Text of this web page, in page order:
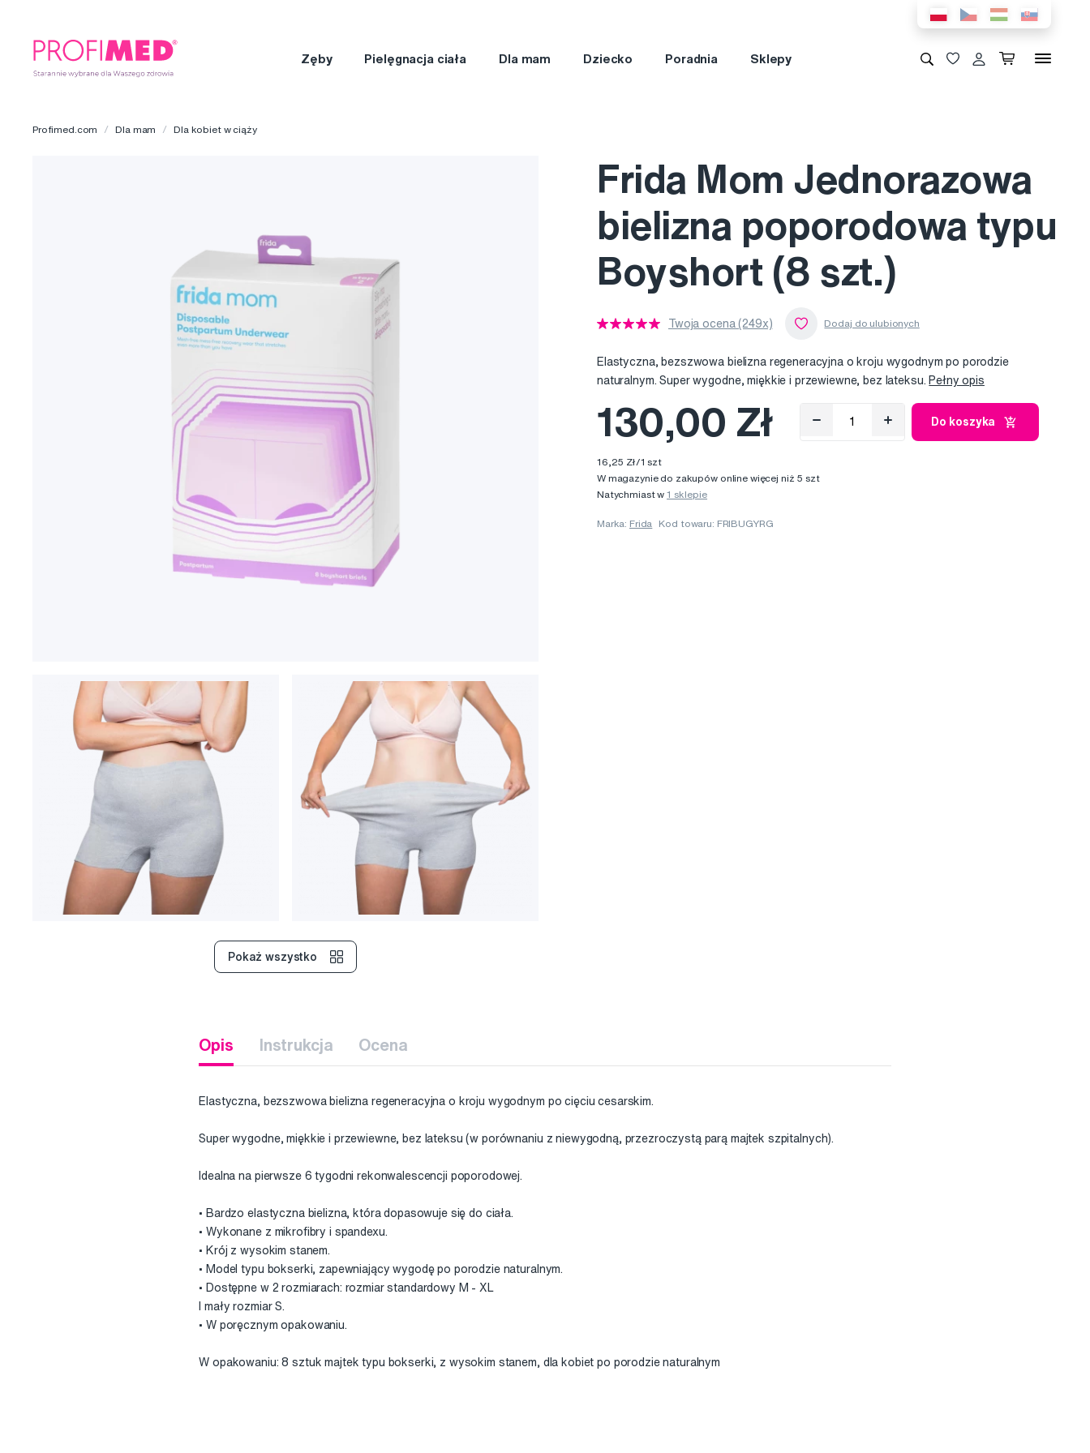
Zęby Pielęgnacja ciała Dla mam Dziecko Poradnia Sklepy
Profimed.com Dla mam Dla kobiet w ciąży
Pokaż wszystko
Frida Mom Jednorazowa
bielizna poporodowa typu
Boyshort (8 szt.)
Twoja ocena (249x)
Elastyczna, bezszwowa bielizna regeneracyjna o kroju wygodnym po porodzie
naturalnym. Super wygodne, miękkie i przewiewne, bez lateksu. Pełny opis
130,00 Zł Do koszyka
16,25 Zł/1 szt
W magazynie do zakupów online więcej niż 5 szt
Natychmiast w1 sklepie
Marka: Frida Kod towaru: FRIBUGYRG
Opis Instrukcja Ocena
Elastyczna, bezszwowa bielizna regeneracyjna o kroju wygodnym po cięciu cesarskim.
Super wygodne, miękkie i przewiewne, bez lateksu (w porównaniu z niewygodną, przezroczystą parą majtek szpitalnych).
Idealna na pierwsze 6 tygodni rekonwalescencji poporodowej.
• Bardzo elastyczna bielizna, która dopasowuje się do ciała.
• Wykonane z mikrofibry i spandexu.
• Krój z wysokim stanem.
• Model typu bokserki, zapewniający wygodę po porodzie naturalnym.
• Dostępne w 2 rozmiarach: rozmiar standardowy M - XL
I mały rozmiar S.
• W poręcznym opakowaniu.
W opakowaniu: 8 sztuk majtek typu bokserki, z wysokim stanem, dla kobiet po porodzie naturalnym